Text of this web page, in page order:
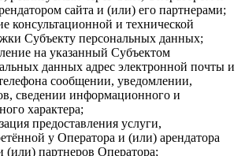
сайта и (или) его партнерами;
консультационной и технической
Субъекту персональных данных;
на указанный Субъектом
данных адрес электронной почты и
сообщении, уведомлении,
сведении информационного и
характера;
предоставления услуги,
у Оператора и (или) арендатора
(или) партнеров Оператора;